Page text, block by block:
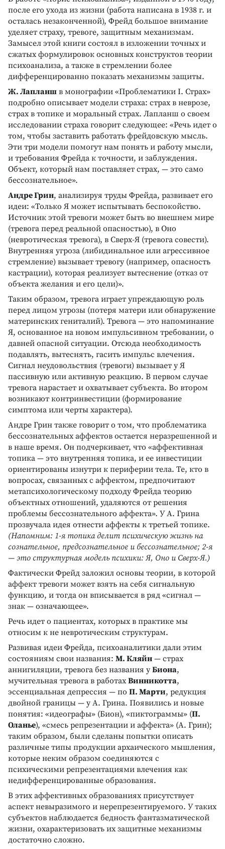
после его ухода из жизни (работа написана в 1938 г. и
осталась незаконченной), Фрейд большое внимание
уделяет страху, тревоге, защитным механизмам.
Замысел этой книги состоял в изложении точных и
сжатых формулировок основных конструктов теории
психоанализа, а также в стремлении более
дифференцированно показать механизмы защиты.
Ж. Лапланш в монографии «Проблематики I. Страх»
подробно описывает модели страха: страх в неврозе,
страх в топике и моральный страх. Лапланш о своем
исследовании страха говорит следующее: «Речь идет о
том, чтобы заставить работать фрейдовскую мысль.
Эти три модели помогут нам понять и работу мысли,
и требования Фрейда к точности, и заблуждения.
Объект, который нам поставляет страх, — это само
бессознательное».
Андре Грин, анализируя труды Фрейда, развивает его
идеи: «Только Я может испытывать беспокойство.
Источник этой тревоги может быть во внешнем мире
(тревога перед реальной опасностью), в Оно
(невротическая тревога), в Сверх-Я (тревога совести).
Внутренняя угроза (либидинальное или агрессивное
стремление) вызывает тревогу (например, опасность
кастрации), которая реализует вытеснение (отказ от
объекта желания и его цели)».
Таким образом, тревога играет упреждающую роль
перед лицом угрозы (потеря матери или обнаружение
материнских гениталий). Тревога — это напоминание
Я, основанное на новом импульсивном требовании, о
давней опасной ситуации. Отсюда необходимость
подавлять, вытеснять, гасить импульс влечения.
Сигнал неудовольствия (тревоги) вызывает у Я
пассивную или активную реакцию. В первом случае
тревога нарастает и охватывает субъекта. Во втором
возникают контринвестиции (формирование
симптома или черты характера).
Андре Грин также говорит о том, что проблематика
бессознательных аффектов остается неразрешенной и
в наше время. Он подчеркивает, что «аффективная
топика — это внутренняя топика, и ее инвестиции
ориентированы изнутри к периферии тела. Те, кто в
вопросах, связанных с аффектом, предпочитают
метапсихологическому подходу Фрейда теорию
объектных отношений, удаляются от решения
проблемы бессознательного аффекта». У А. Грина
прозвучала идея отнести аффекты к третьей топике.
(Напомним: 1-я топика делит психическую жизнь на
сознательное, предсознательное и бессознательное; 2-я
— это структурная модель психики: Я, Оно и Сверх-Я.)
Фактически Фрейд заложил основы теории, в которой
аффект тревоги может взять на себя сигнальную
функцию, и тогда он вписывается в ряд «сигнал —
знак — означающее».
Речь идет о пациентах, которых в практике мы
относим к не невротическим структурам.
Развивая идеи Фрейда, психоаналитики дали этим
состояниям свои названия: М. Кляйн — страх
аннигиляции, тревога без названия уБиона,
мучительная тревога в работахВинникотта,
эссенциальная депрессия — по П. Марти, редукция
двойной границы — у А. Грина. Появились и новые
понятия: «идеографы» (Бион), «пиктограммы» (П.
Оланье), «смесь репрезентации и аффекта» (А. Грин);
таким образом, были сделаны попытки описать
различные типы продукции архаического мышления,
которые неким образом соединяются с
психическими репрезентациями влечения как
недифференцированные образования.
В этих аффективных образованиях присутствует
аспект невыразимого и нерепрезентируемого. У таких
субъектов наблюдается бедность фантазматической
жизни, охарактеризовать их защитные механизмы
достаточно сложно.